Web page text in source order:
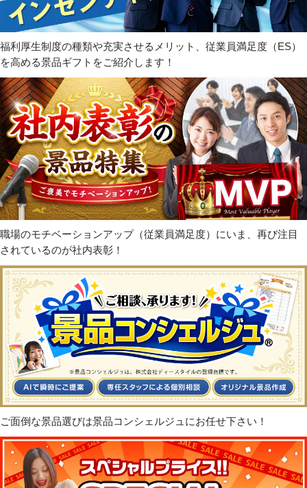
福利厚生制度の種類や充実させるメリット、従業員満足度（ES）
を高める景品ギフトをご紹介します！
職場のモチベーションアップ（従業員満足度）にいま、再び注目
されているのが社内表彰！
ご面倒な景品選びは景品コンシェルジュにお任せ下さい！